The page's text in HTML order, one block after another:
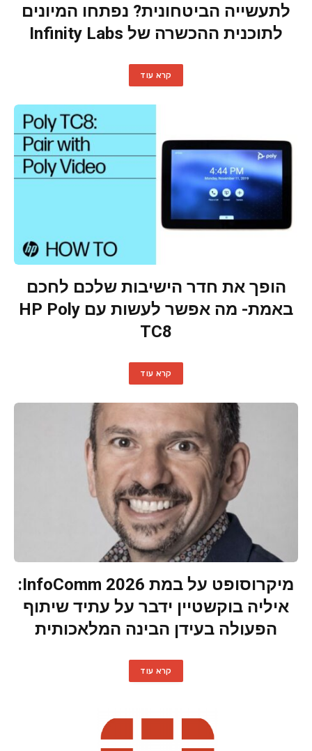
לתעשייה הביטחונית? נפתחו המיונים
לתוכנית ההכשרה של Infinity Labs
קרא עוד
הופך את חדר הישיבות שלכם לחכם
באמת- מה אפשר לעשות עם HP Poly
TC8
קרא עוד
מיקרוסופט על במת InfoComm 2026:
איליה בוקשטיין ידבר על עתיד שיתוף
הפעולה בעידן הבינה המלאכותית
קרא עוד